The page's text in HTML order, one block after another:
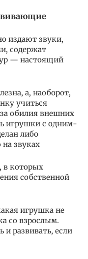
издают звуки,
содержат
— настоящий
а, наоборот,
учиться
обилия внешних
игрушки с одним-
либо
звуках
в которых
собственной
игрушка не
со взрослым.
и развивать, если